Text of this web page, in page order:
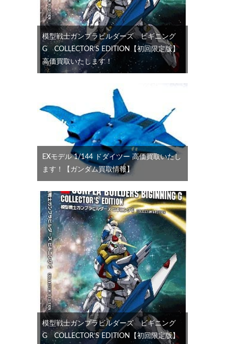
模型戦士ガンプラビルダーズ ビギニング
G COLLECTOR’S EDITION【初回限定版】
高価買取いたします！
EXモデル 1/144 ドダイツー 高価買取いたし
ます！【ガンダム買取情報】
模型戦士ガンプラビルダーズ ビギニング
G COLLECTOR’S EDITION【初回限定版】